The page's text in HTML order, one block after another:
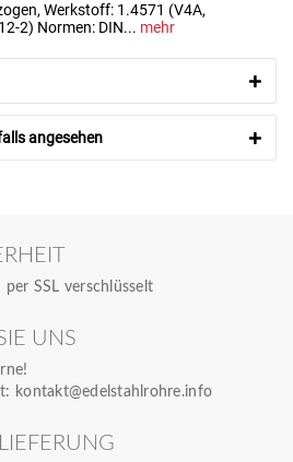
Werkstoff: 1.4571 (V4A,
2) Normen: DIN... mehr
angesehen
per SSL verschlüsselt
UNS
kontakt@edelstahlrohre.info